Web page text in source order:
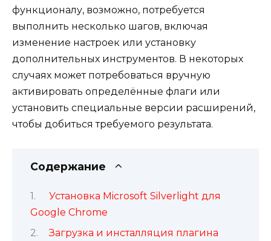
функционалу, возможно, потребуется
выполнить несколько шагов, включая
изменение настроек или установку
дополнительных инструментов. В некоторых
случаях может потребоваться вручную
активировать определённые флаги или
установить специальные версии расширений,
чтобы добиться требуемого результата.
Содержание
Установка Microsoft Silverlight для
Google Chrome
Загрузка и инсталляция плагина